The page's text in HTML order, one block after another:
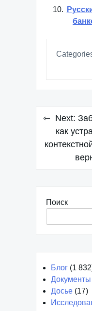
записям
Next:
как
Поиск
Блог (1
Документы
Досье (17)